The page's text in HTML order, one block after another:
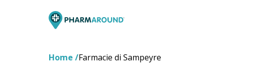
Home Farmacie di Sampeyre